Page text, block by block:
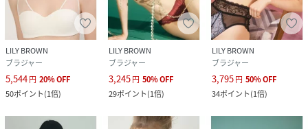
S[93]、M[94]
品番
NJ6173_LFKB245599
LFKB245599-La-4c NJ6173 )
LILY BROWN
ブラジャー
5,544円 20%OFF
50ポイント(1倍)
LILY BROWN
ブラジャー
3,245円 50%OFF
29ポイント(1倍)
LILY BROWN
ブラジャー
3,795円 50%OFF
34ポイント(1倍)